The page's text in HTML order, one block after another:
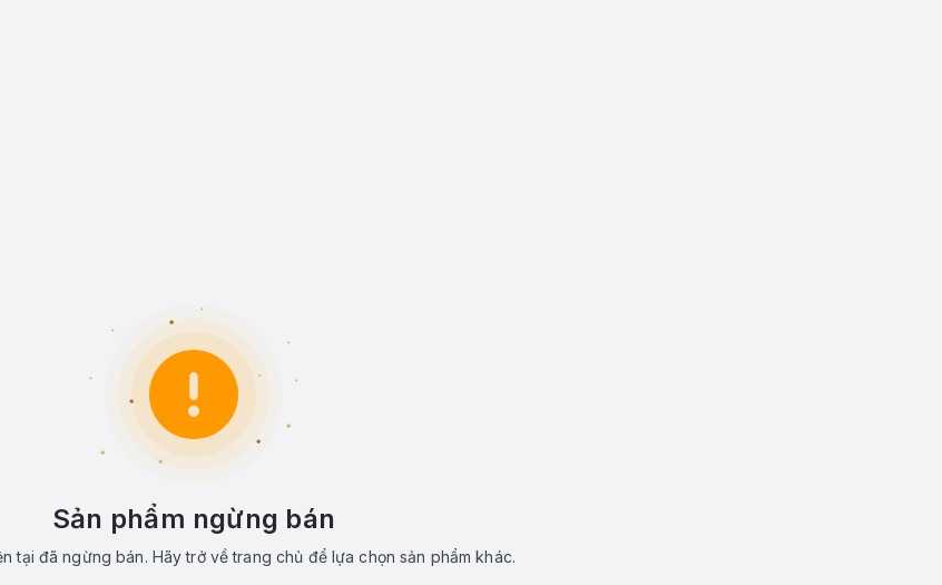
Sản phẩm ngừng bán
tại đã ngừng bán. Hãy trở về trang chủ để lựa chọn sản phẩm khác.